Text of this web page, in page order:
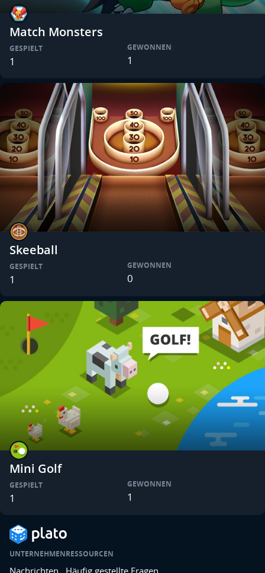
Match Monsters
GESPIELT
1
GEWONNEN
1
Skeeball
GESPIELT
1
GEWONNEN
0
Mini Golf
GESPIELT
1
GEWONNEN
1
UNTERNEHMENRESSOURCEN